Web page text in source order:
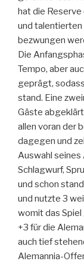
hat die
und talentierten
bezwungen
Die
Tempo, aber
geprägt,
stand. Eine
Gäste
allen voran der
dagegen und
Auswahl
Schlagwurf,
und schon
und nutzte 3
womit das Spiel
+3 für die
auch tief
Alemannia-